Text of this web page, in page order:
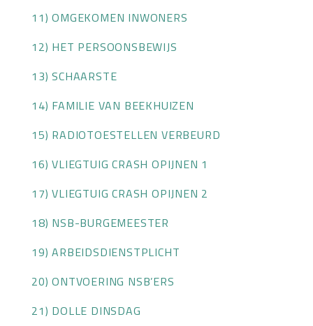
11) OMGEKOMEN INWONERS
12) HET PERSOONSBEWIJS
13) SCHAARSTE
14) FAMILIE VAN BEEKHUIZEN
15) RADIOTOESTELLEN VERBEURD
16) VLIEGTUIG CRASH OPIJNEN 1
17) VLIEGTUIG CRASH OPIJNEN 2
18) NSB-BURGEMEESTER
19) ARBEIDSDIENSTPLICHT
20) ONTVOERING NSB’ERS
21) DOLLE DINSDAG